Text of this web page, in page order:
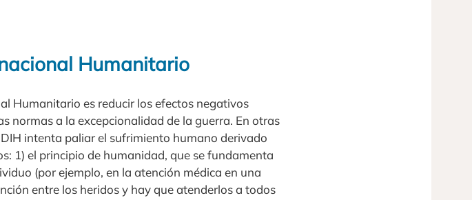
Humanitario
Humanitario es reducir los efectos negativos
normas a la excepcionalidad de la guerra. En otras
intenta paliar el sufrimiento humano derivado
1) el principio de humanidad, que se fundamenta
(por ejemplo, en la atención médica en una
entre los heridos y hay que atenderlos a todos